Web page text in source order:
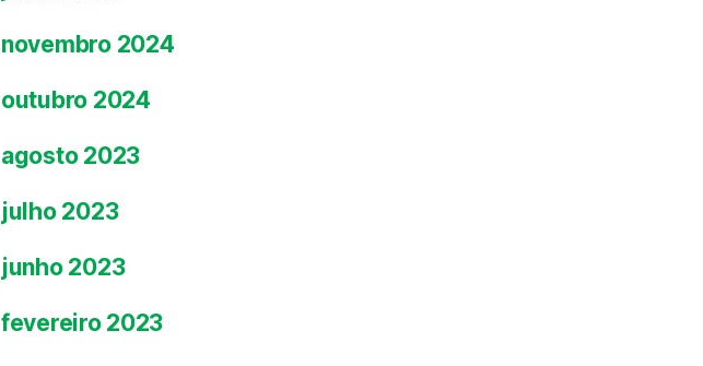
novembro 2024
outubro 2024
agosto 2023
julho 2023
junho 2023
fevereiro 2023